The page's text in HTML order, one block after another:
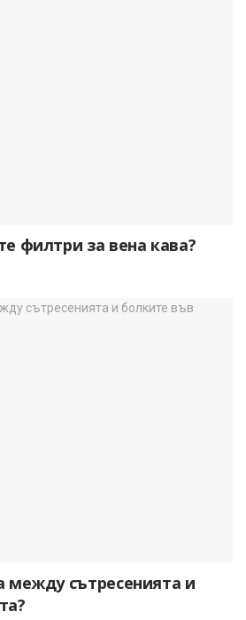
филтри за вена кава?
между сътресенията и